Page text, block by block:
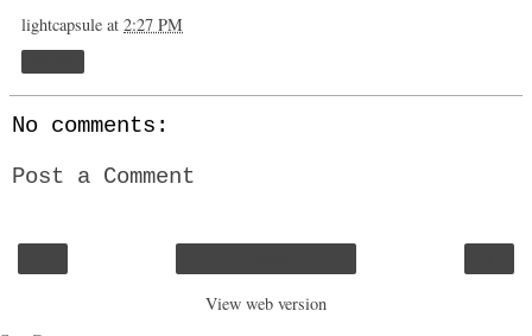
lightcapsule at 2:27 PM
No comments:
Post a Comment
View web version